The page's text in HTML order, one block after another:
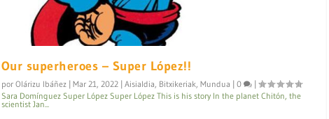
Our superheroes – Super López!!
por Olárizu Ibáñez| Mar 21, 2022| Aisialdia Bitxikeriak, Mundua | 0
|
Sara Domínguez Super López Super López This is his story In the planet Chitón, the
scientist Jan...